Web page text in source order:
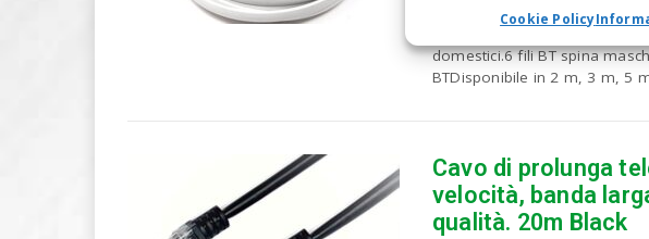
Cookie Policy
Ideale per estendere una
ExtensionCompatibile anche
domestici.6 fili BT spina
BTDisponibile in 2 m, 3 m, 5
Cavo di prolunga
velocità, banda
qualità. 20m Black